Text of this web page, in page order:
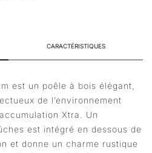
CARACTÉRISTIQUES
est un poêle à bois élégant,
de l’environnement
Xtra. Un
est intégré en dessous de
et donne un charme rustique